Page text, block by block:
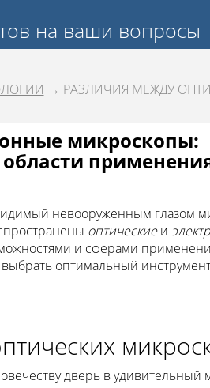
на ваши вопросы
→ РАЗЛИЧИЯ МЕЖДУ
микроскопы:
невооруженным глазом
оптическиеи
и сферами
оптимальный
дверь в